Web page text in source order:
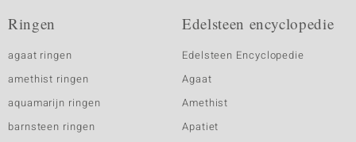
Ringen
agaat ringen
amethist ringen
aquamarijn ringen
barnsteen ringen
Edelsteen encyclopedie
Edelsteen Encyclopedie
Agaat
Amethist
Apatiet